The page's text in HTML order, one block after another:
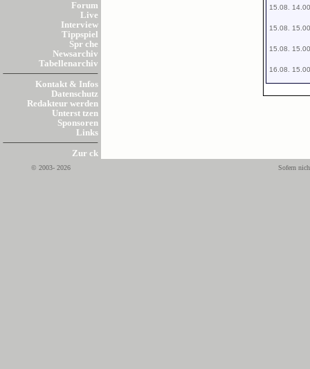
Forum
Live
Interview
Tippspiel
Spr che
Newsarchiv
Tabellenarchiv
Kontakt & Infos
Datenschutz
Redakteur werden
Unterst tzen
Sponsoren
Links
Zur ck
15.08. 14.00
15.08. 15.00
15.08. 15.00
16.08. 15.00
© 2003- 2026 Sofern